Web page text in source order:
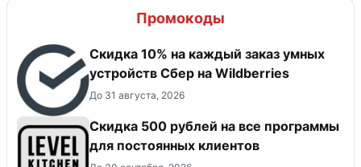
Промокоды
Скидка 10% на каждый заказ умных
устройств Сбер на Wildberries
До 31 августа, 2026
Скидка 500 рублей на все программы
для постоянных клиентов